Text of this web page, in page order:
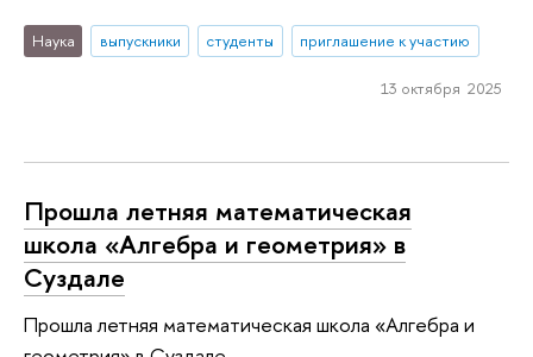
Наука выпускники студенты приглашение к участию
13 октября 2025
Прошла летняя математическая
школа «Алгебра и геометрия» в
Суздале
Прошла летняя математическая школа «Алгебра и